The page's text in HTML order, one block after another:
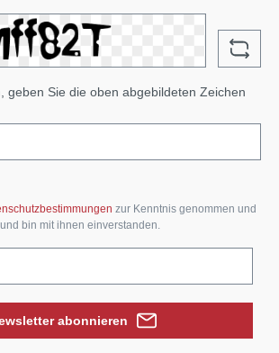
geben Sie die oben abgebildeten Zeichen
zur Kenntnis genommen und
bin mit ihnen einverstanden.
abonnieren